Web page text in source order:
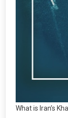
What is Iran’s